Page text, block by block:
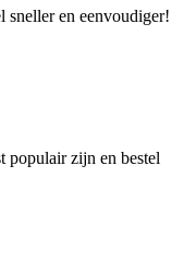
sneller en eenvoudiger!
populair zijn en bestel